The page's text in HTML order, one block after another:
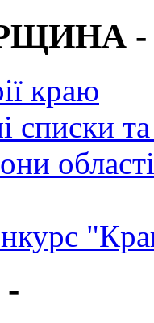
-
краю
списки
області